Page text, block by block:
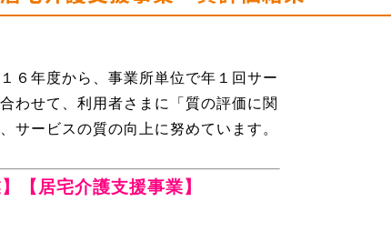
６年度から、事業所単位で年１回サー
わせて、利用者さまに「質の評価に関
サービスの質の向上に努めています。
居宅介護支援事業】